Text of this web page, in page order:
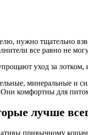
нужно тщательно
все равно не
уход за
минеральные и
комфортны для
лучше
привычному